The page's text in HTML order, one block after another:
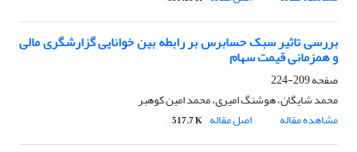
بررسی تاثیر سبک حسابرس بر رابطه بین خوانایی گزارشگری مالی
و همزمانی قیمت سهام
صفحه209-224
محمد شایگان، هوشنگ امیری، محمد امین کوهبر
مشاهده مقاله
اصل مقاله 517.7 K